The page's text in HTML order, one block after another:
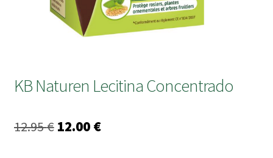
KB Naturen Lecitina Concentrado
12.95€ O
12.00 €O